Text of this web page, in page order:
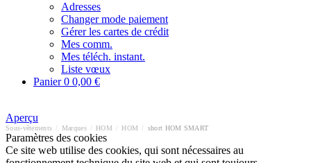
Adresses
Changer mode paiement
Gérer les cartes de crédit
Mes comm.
Mes téléch. instant.
Liste vœux
Panier0 0,00 €
Aperçu
Sous-vêtements Marques HOM HOM short HOM SMART
Paramètres des cookies
Ce site web utilise des cookies, qui sont nécessaires au